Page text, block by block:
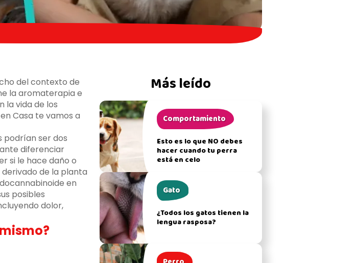
del contexto de
la aromaterapia e
la vida de los
Casa te vamos a
podrían ser dos
diferenciar
si le hace daño o
de la planta
en
posibles
dolor,
Más leído
Comportamiento
Esto es lo que NO debes
hacer cuando tu perra
está en celo
Gato
¿Todos los gatos tienen la
lengua rasposa?